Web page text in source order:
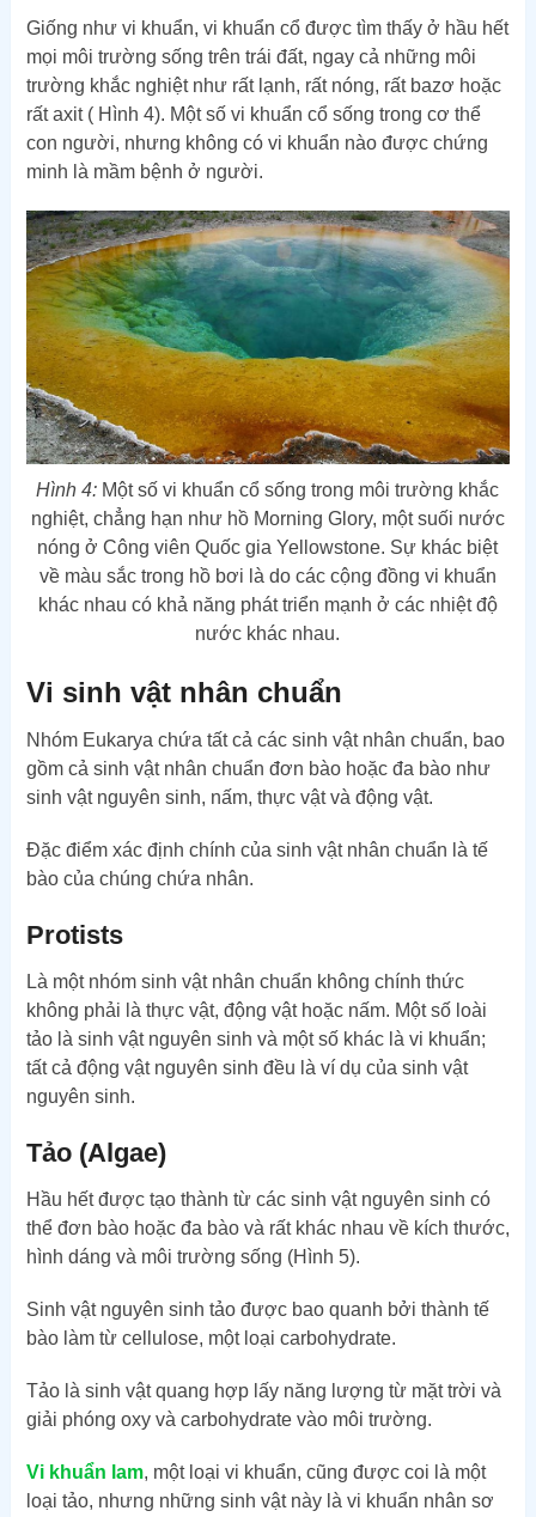
Giống như vi khuẩn, vi khuẩn cổ được tìm thấy ở hầu hết
mọi môi trường sống trên trái đất, ngay cả những môi
trường khắc nghiệt như rất lạnh, rất nóng, rất bazơ hoặc
rất axit ( Hình 4). Một số vi khuẩn cổ sống trong cơ thể
con người, nhưng không có vi khuẩn nào được chứng
minh là mầm bệnh ở người.
Hình 4: Một số vi khuẩn cổ sống trong môi trường khắc
nghiệt, chẳng hạn như hồ Morning Glory, một suối nước
nóng ở Công viên Quốc gia Yellowstone. Sự khác biệt
về màu sắc trong hồ bơi là do các cộng đồng vi khuẩn
khác nhau có khả năng phát triển mạnh ở các nhiệt độ
nước khác nhau.
Vi sinh vật nhân chuẩn
Nhóm Eukarya chứa tất cả các sinh vật nhân chuẩn, bao
gồm cả sinh vật nhân chuẩn đơn bào hoặc đa bào như
sinh vật nguyên sinh, nấm, thực vật và động vật.
Đặc điểm xác định chính của sinh vật nhân chuẩn là tế
bào của chúng chứa nhân.
Protists
Là một nhóm sinh vật nhân chuẩn không chính thức
không phải là thực vật, động vật hoặc nấm. Một số loài
tảo là sinh vật nguyên sinh và một số khác là vi khuẩn;
tất cả động vật nguyên sinh đều là ví dụ của sinh vật
nguyên sinh.
Tảo (Algae)
Hầu hết được tạo thành từ các sinh vật nguyên sinh có
thể đơn bào hoặc đa bào và rất khác nhau về kích thước,
hình dáng và môi trường sống (Hình 5).
Sinh vật nguyên sinh tảo được bao quanh bởi thành tế
bào làm từ cellulose, một loại carbohydrate.
Tảo là sinh vật quang hợp lấy năng lượng từ mặt trời và
giải phóng oxy và carbohydrate vào môi trường.
Vi khuẩn lam, một loại vi khuẩn, cũng được coi là một
loại tảo, nhưng những sinh vật này là vi khuẩn nhân sơ